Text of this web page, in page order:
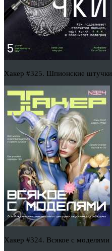
Хакер #325. Шпионские штучки
Хакер #324. Всякое с моделями